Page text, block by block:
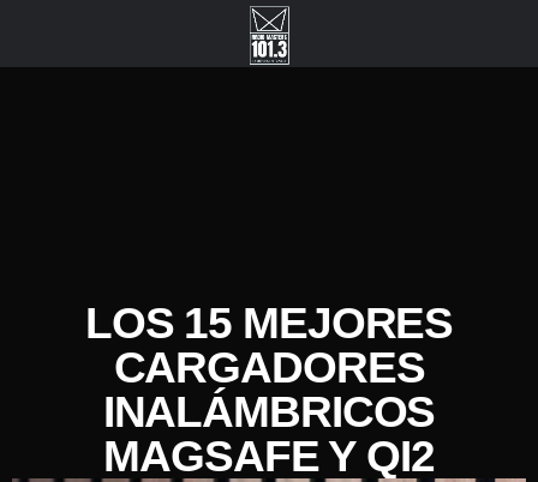
LOS 15 MEJORES
CARGADORES
INALÁMBRICOS
MAGSAFE Y QI2